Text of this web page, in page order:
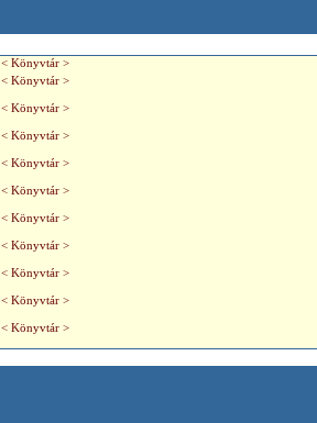
< Könyvtár >
< Könyvtár >
< Könyvtár >
< Könyvtár >
< Könyvtár >
< Könyvtár >
< Könyvtár >
< Könyvtár >
< Könyvtár >
< Könyvtár >
< Könyvtár >